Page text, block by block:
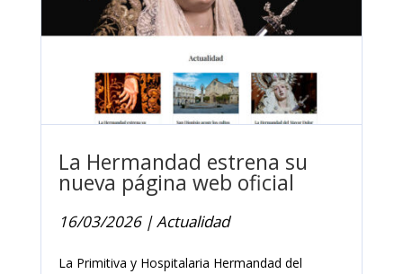
La Hermandad estrena su
nueva página web oficial
16/03/2026|Actualidad
La Primitiva y Hospitalaria Hermandad del